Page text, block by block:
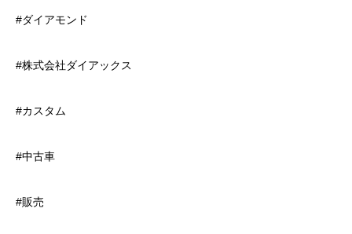
#ダイアモンド
#株式会社ダイアックス
#カスタム
#中古車
#販売